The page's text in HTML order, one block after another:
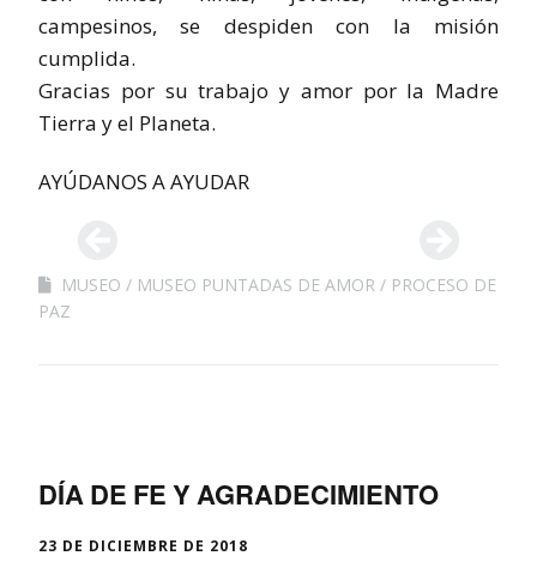
campesinos, se despiden con la misión
cumplida.
Gracias por su trabajo y amor por la Madre
Tierra y el Planeta.
AYÚDANOS A AYUDAR
MUSEO MUSEO PUNTADAS DE AMOR
PROCESO DE
PAZ
DÍA DE FE Y AGRADECIMIENTO
23 DE DICIEMBRE DE 2018